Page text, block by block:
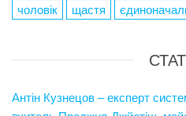
чоловік
щастя
Антін Кузнецов – експерт